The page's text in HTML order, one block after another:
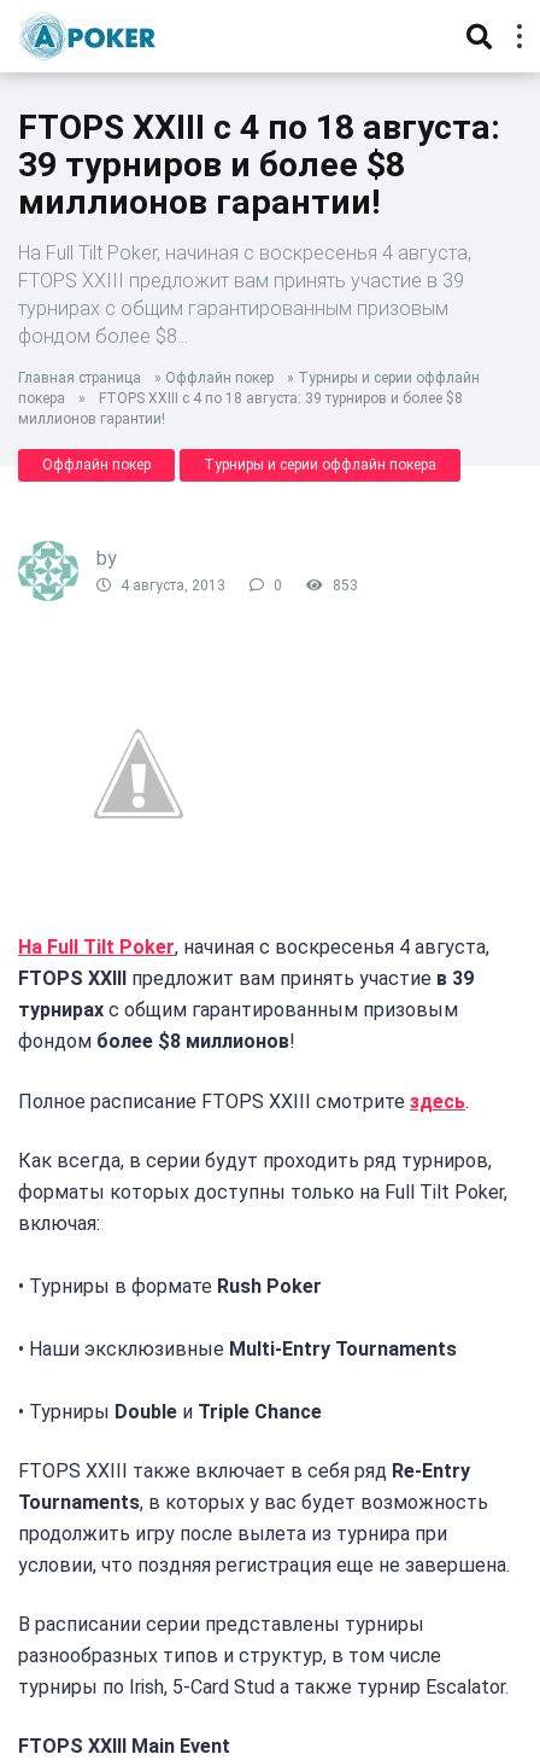
FTOPS XXIII c 4 по 18 августа:
39 турниров и более $8
миллионов гарантии!
На Full Tilt Poker, начиная с воскресенья 4 августа,
FTOPS XXIII предложит вам принять участие в 39
турнирах с общим гарантированным призовым
фондом более $8…
Главная страница » Оффлайн покер » Турниры и серии оффлайн
покера
»
FTOPS XXIII c 4 по 18 августа: 39 турниров и более $8
миллионов гарантии!
Оффлайн покер Турниры и серии оффлайн покера
by
4 августа, 2013 0 853
На Full Tilt Poker, начиная с воскресенья 4 августа,
FTOPS XXIII
предложит вам принять участие в 39
турнирах с общим гарантированным призовым
фондом более $8 миллионов!
Полное расписание FTOPS XXIII смотрите здесь.
Как всегда, в серии будут проходить ряд турниров,
форматы которых доступны только на Full Tilt Poker,
включая:
• Турниры в формате Rush Poker
• Наши эксклюзивные Multi-Entry Tournaments
• Турниры Double и Triple Chance
FTOPS XXIII также включает в себя ряд Re-Entry
Tournaments, в которых у вас будет возможность
продолжить игру после вылета из турнира при
условии, что поздняя регистрация еще не завершена.
В расписании серии представлены турниры
разнообразных типов и структур, в том числе
турниры по Irish, 5-Card Stud а также турнир Escalator.
FTOPS XXIII Main Event